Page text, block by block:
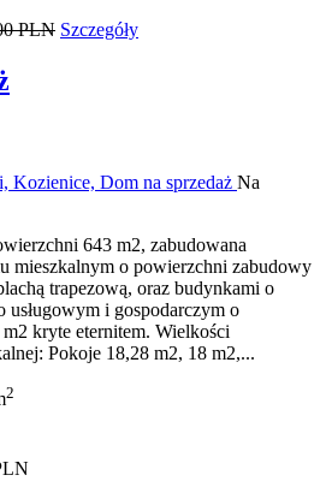
PLN Szczegóły
Na
643 m2, zabudowana
mieszkalnym o powierzchni zabudowy
trapezową, oraz budynkami o
usługowym i gospodarczym o
kryte eternitem. Wielkości
Pokoje 18,28 m2, 18 m2,...
2